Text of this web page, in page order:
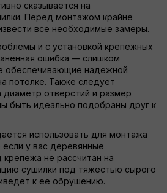
сказывается на
Перед монтажом крайне
все необходимые замеры.
и с установкой крепежных
ошибка — слишком
обеспечивающие надежной
потолке. Также следует
отверстий и размер
быть идеально подобраны друг к
использовать для монтажа
у вас деревянные
крепежа не рассчитан на
сушилки под тяжестью сырого
к ее обрушению.